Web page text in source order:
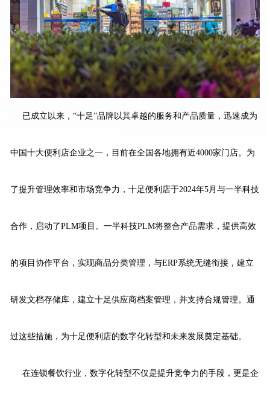
已成立以来，“十足”品牌以其卓越的服务和产品质量，迅速成为
中国十大便利店企业之一，目前在全国各地拥有近4000家门店。为
了提升管理效率和市场竞争力，十足便利店于2024年5月与一半科技
合作，启动了PLM项目。一半科技PLM将整合产品需求，提供高效
的项目协作平台，实现商品分类管理，与ERP系统无缝衔接，建立
研发文档存储库，建立十足供应商档案管理，并支持合规管理。通
过这些措施，为十足便利店的数字化转型和未来发展奠定基础。
在连锁餐饮行业，数字化转型不仅是提升竞争力的手段，更是企